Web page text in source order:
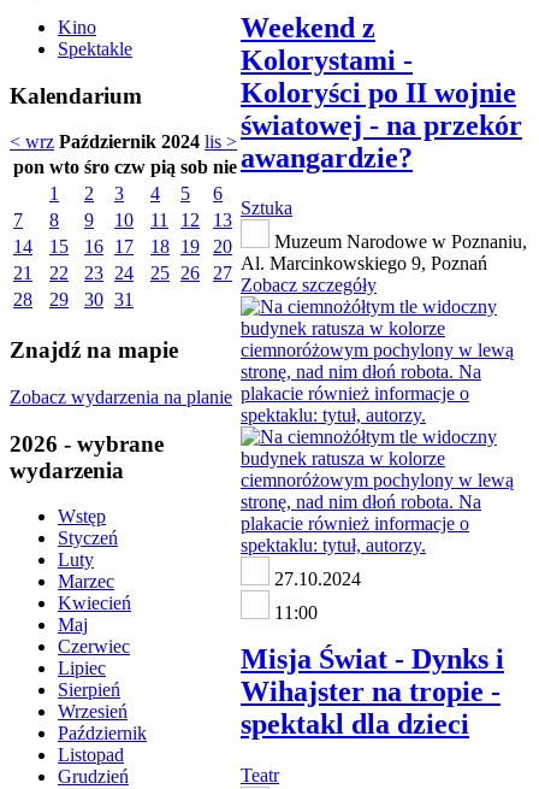
Kino
Spektakle
Kalendarium
< wrz Październik 2024 lis >
pon wto śro czw pią sob nie
1
2 3 4 5
6
7
8 9 10 11 12
13
14
15 16 17 18 19
20
21
22 23 24 25 26
27
28
29 30 31
Znajdź na mapie
Zobacz wydarzenia na planie
2026 - wybrane
wydarzenia
Wstęp
Styczeń
Luty
Marzec
Kwiecień
Maj
Czerwiec
Lipiec
Sierpień
Wrzesień
Październik
Listopad
Grudzień
Weekend z
Kolorystami -
Koloryści po II wojnie
światowej - na przekór
awangardzie?
Sztuka
Muzeum Narodowe w Poznaniu,
Al. Marcinkowskiego 9, Poznań
Zobacz szczegóły
27.10.2024
11:00
Misja Świat - Dynks i
Wihajster na tropie -
spektakl dla dzieci
Teatr